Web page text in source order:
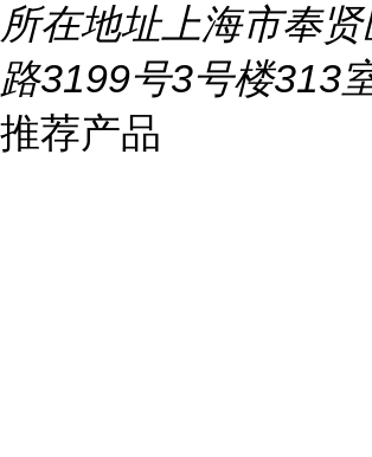
所在地址上海市奉
路3199号3号楼313
推荐产品